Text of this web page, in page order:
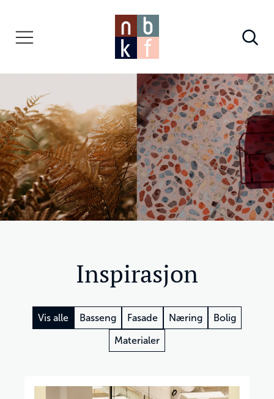
Inspirasjon
Vis alle Basseng Fasade Næring
Bolig
Materialer